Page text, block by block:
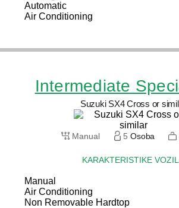
Automatic
Air Conditioning
Intermediate
Suzuki SX4 Cross or
Manual 5 Osoba
KARAKTERISTIKE
Manual
Air Conditioning
Non Removable Hardtop